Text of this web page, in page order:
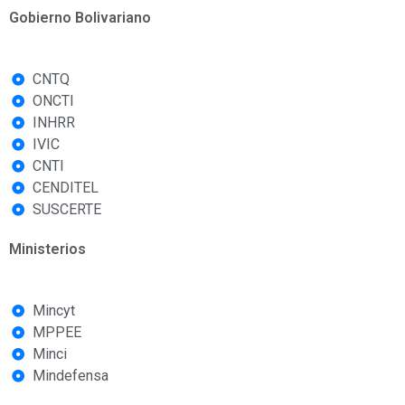
Gobierno Bolivariano
CNTQ
ONCTI
INHRR
IVIC
CNTI
CENDITEL
SUSCERTE
Ministerios
Mincyt
MPPEE
Minci
Mindefensa